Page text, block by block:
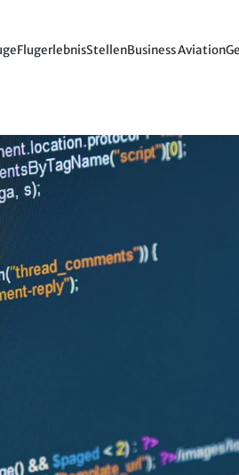
FlugerlebnisStellenBusiness Aviation